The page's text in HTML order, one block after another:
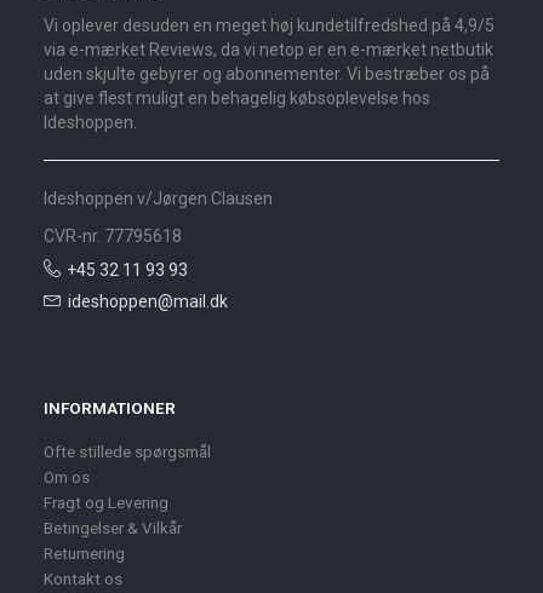
Vi oplever desuden en meget høj kundetilfredshed på 4,9/5
via e-mærket Reviews, da vi netop er en e-mærket netbutik
uden skjulte gebyrer og abonnementer. Vi bestræber os på
at give flest muligt en behagelig købsoplevelse hos
Ideshoppen.
Ideshoppen v/Jørgen Clausen
CVR-nr. 77795618
+45 32 11 93 93
ideshoppen@mail.dk
INFORMATIONER
Ofte stillede spørgsmål
Om os
Fragt og Levering
Betingelser & Vilkår
Returnering
Kontakt os